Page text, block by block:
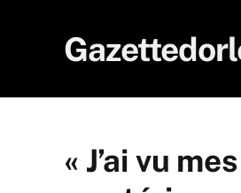
« J’ai vu